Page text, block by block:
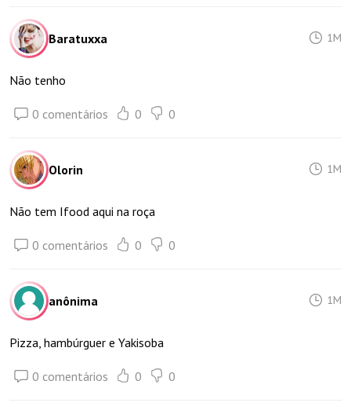
Baratuxxa 1M
Não tenho
0 comentários 0 0
Olorin 1M
Não tem Ifood aqui na roça
0 comentários 0 0
anônima 1M
Pizza, hambúrguer e Yakisoba
0 comentários 0 0